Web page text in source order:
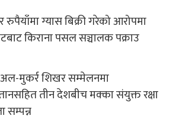
रुपैयाँमा ग्यास बिक्री गरेको आरोपमा
किराना पसल सञ्चालक पक्राउ
मुकर्र शिखर सम्मेलनमा
तीन देशबीच मक्का संयुक्त रक्षा
सम्पन्न